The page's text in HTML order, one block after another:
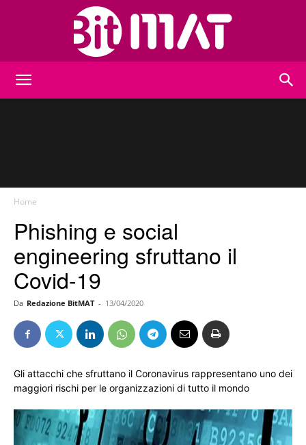
Home
Phishing e social
engineering sfruttano il
Covid-19
Da Redazione BitMAT - 13/04/2020
Gli attacchi che sfruttano il Coronavirus rappresentano uno dei
maggiori rischi per le organizzazioni di tutto il mondo